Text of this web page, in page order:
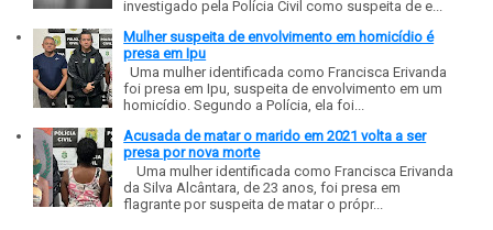
investigado pela Polícia Civil como suspeita de e...
Mulher suspeita de envolvimento em homicídio é
presa em Ipu
Uma mulher identificada como Francisca Erivanda
foi presa em Ipu, suspeita de envolvimento em um
homicídio. Segundo a Polícia, ela foi...
Acusada de matar o marido em 2021 volta a ser
presa por nova morte
Uma mulher identificada como Francisca Erivanda
da Silva Alcântara, de 23 anos, foi presa em
flagrante por suspeita de matar o própr...